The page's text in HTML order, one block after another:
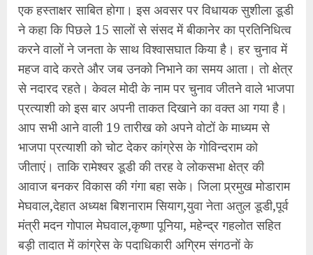
एक हस्ताक्षर साबित होगा। इस अवसर पर विधायक सुशीला डूडी
ने कहा कि पिछले 15 सालों से संसद में बीकानेर का प्रतिनिधित्व
करने वालों ने जनता के साथ विश्वासघात किया है। हर चुनाव में
महज वादे करते और जब उनको निभाने का समय आता। तो क्षेत्र
से नदारद रहते। केवल मोदी के नाम पर चुनाव जीतने वाले भाजपा
प्रत्याशी को इस बार अपनी ताकत दिखाने का वक्त आ गया है।
आप सभी आने वाली 19 तारीख को अपने वोटों के माध्यम से
भाजपा प्रत्याशी को चोट देकर कांग्रेस के गोविन्दराम को
जीताएं। ताकि रामेश्वर डूडी की तरह वे लोकसभा क्षेत्र की
आवाज बनकर विकास की गंगा बहा सके। जिला प्र्रमुख मोडाराम
मेघवाल,देहात अध्यक्ष बिशनाराम सियाग,युवा नेता अतुल डूडी,पूर्व
मंत्री मदन गोपाल मेघवाल,कृष्णा पूनिया, महेन्द्र गहलोत सहित
बड़ी तादात में कांग्रेस के पदाधिकारी अग्रिम संगठनों के